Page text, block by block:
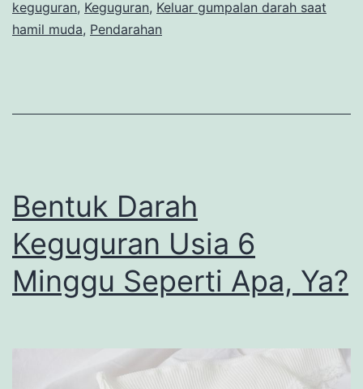
Ciri-
Ciri
keguguran, Keguguran, Keluar gumpalan darah saat
hamil muda, Pendarahan
Bentuk Darah
Keguguran Usia 6
Minggu Seperti Apa, Ya?